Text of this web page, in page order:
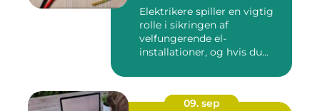
Elektrikere spiller en vigtig
rolle i sikringen af
velfungerende el-
installationer, og hvis du
09. sep